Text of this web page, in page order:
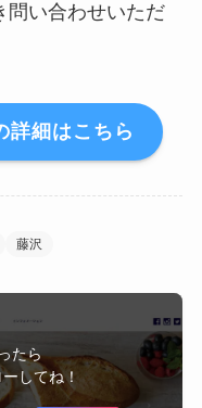
問い合わせいただ
詳細はこちら
藤沢
たら
してね！